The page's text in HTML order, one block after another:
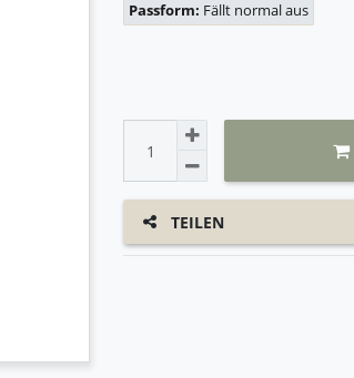
Passform: Fällt normal aus
TEILEN